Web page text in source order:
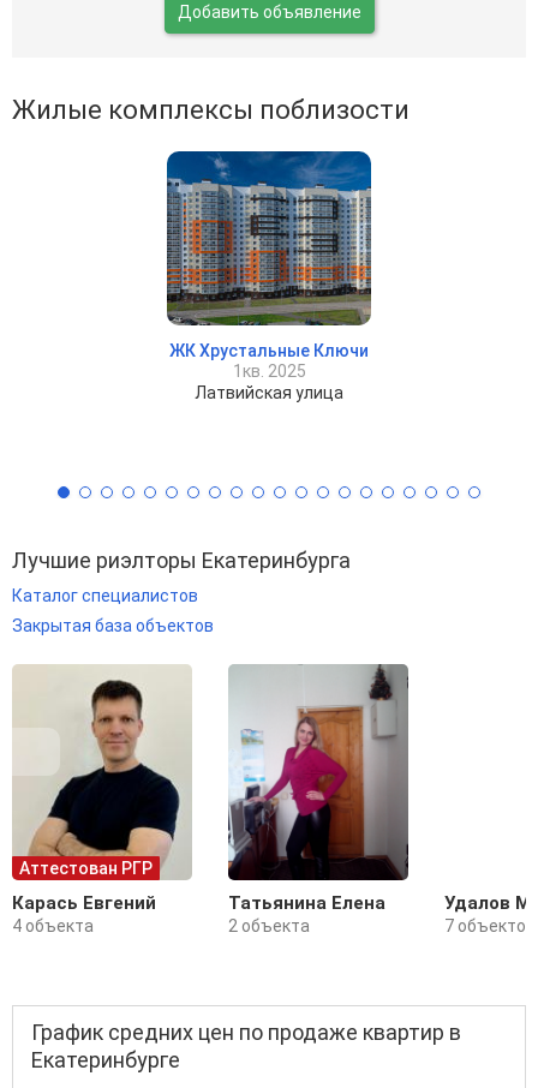
Добавить объявление
Жилые комплексы поблизости
ЖК Хрустальные Ключи
1кв. 2025
Латвийская улица
Лучшие риэлторы Екатеринбурга
Каталог специалистов
Закрытая база объектов
Аттестован РГР
Карась Евгений
4 объекта
Татьянина Елена
2 объекта
Удалов
7 объектов
График средних цен по продаже квартир в
Екатеринбурге